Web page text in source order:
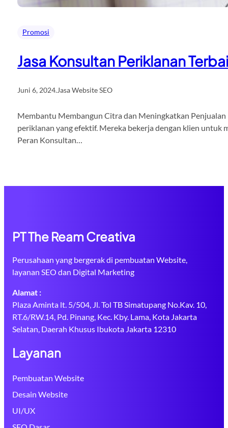
Promosi
Jasa Konsultan Periklanan
Juni 6, 2024.Jasa Website SEO
Membantu Membangun Citra dan Meningkatkan Penjualan
periklanan yang efektif. Mereka bekerja dengan klien untuk
Peran Konsultan…
PT The Ream Creativa
Perusahaan yang bergerak di pembuatan Website,
layanan SEO dan Digital Marketing
Alamat :
Plaza Aminta lt. 5/504, Jl. Tol TB Simatupang No.Kav. 10,
RT.6/RW.14, Pd. Pinang, Kec. Kby. Lama, Kota Jakarta
Selatan, Daerah Khusus Ibukota Jakarta 12310
Layanan
Pembuatan Website
Desain Website
UI/UX